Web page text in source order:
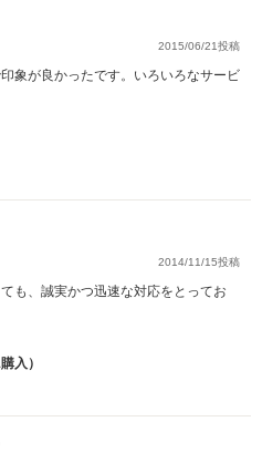
2015/06/21投稿
象が良かったです。いろいろなサービ
2014/11/15投稿
も、誠実かつ迅速な対応をとってお
入）